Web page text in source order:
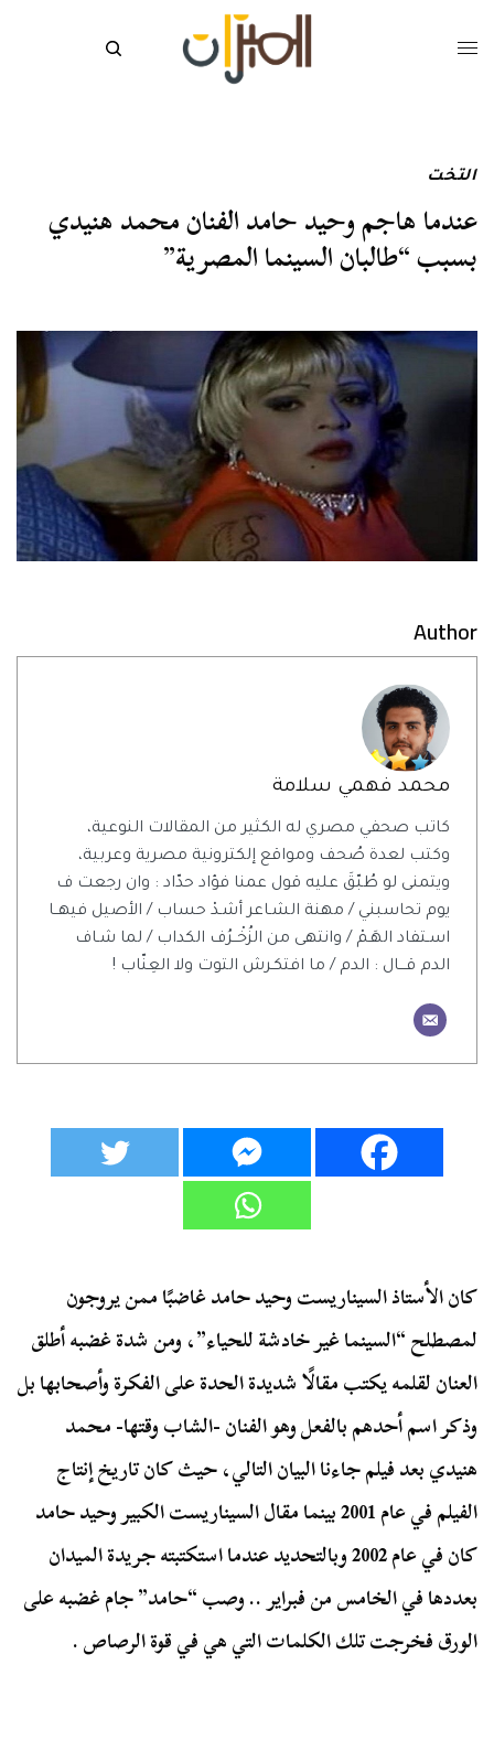
التخت
عندما هاجم وحيد حامد الفنان محمد هنيدي
بسبب “طالبان السينما المصرية”
Author
محمد فهمي سلامة
كاتب صحفي مصري له الكثير من المقالات النوعية،
وكتب لعدة صُحف ومواقع إلكترونية مصرية وعربية،
ويتمنى لو طُبّقَ عليه قول عمنا فؤاد حدّاد : وان رجعت ف
يوم تحاسبني / مهنة الشـاعر أشـدْ حساب / الأصيل فيهــا
اسـتفاد الهَـمْ / وانتهى من الزُخْــرُف الكداب / لما شـاف
الدم قـــال : الدم / ما افتكـرش التوت ولا العِنّاب !
كان الأستاذ السيناريست وحيد حامد غاضبًا ممن يروجون
لمصطلح “السينما غير خادشة للحياء”، ومن شدة غضبه أطلق
العنان لقلمه يكتب مقالًا شديدة الحدة على الفكرة وأصحابها بل
وذكر اسم أحدهم بالفعل وهو الفنان -الشاب وقتها- محمد
هنيدي بعد فيلم جاءنا البيان التالي، حيث كان تاريخ إنتاج
الفيلم في عام 2001 بينما مقال السيناريست الكبير وحيد حامد
كان في عام 2002 وبالتحديد عندما استكتبته جريدة الميدان
بعددها في الخامس من فبراير .. وصب “حامد” جام غضبه على
الورق فخرجت تلك الكلمات التي هي في قوة الرصاص .